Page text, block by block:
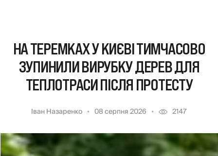
НА ТЕРЕМКАХ У КИЄВІ ТИМЧАСОВО
ЗУПИНИЛИ ВИРУБКУ ДЕРЕВ ДЛЯ
ТЕПЛОТРАСИ ПІСЛЯ ПРОТЕСТУ
Іван Назаренко 08 серпня 2026 2147